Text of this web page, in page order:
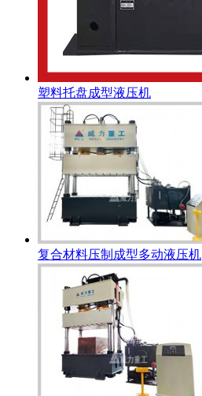
塑料托盘成型液压机
复合材料压制成型多动液压机